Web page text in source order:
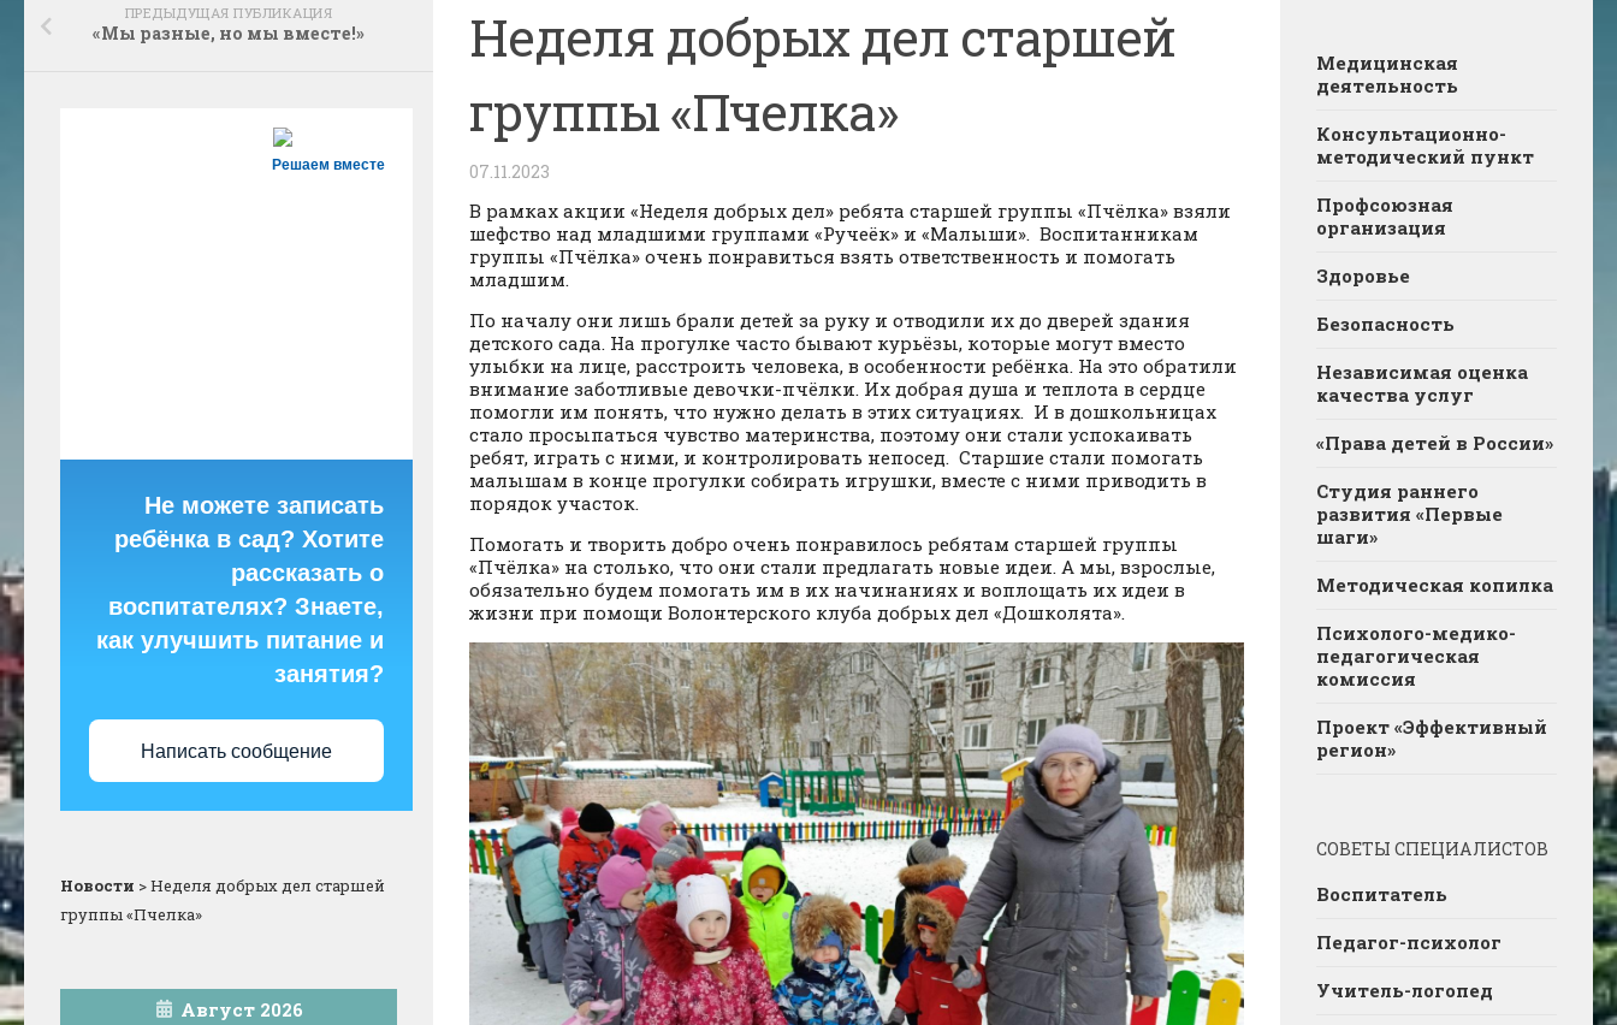
Неделя добрых дел старшей
группы «Пчелка»
07.11.2023
В рамках акции «Неделя добрых дел» ребята старшей группы «Пчёлка» взяли
шефство над младшими группами «Ручеёк» и «Малыши». Воспитанникам
группы «Пчёлка» очень понравиться взять ответственность и помогать
младшим.
По началу они лишь брали детей за руку и отводили их до дверей здания
детского сада. На прогулке часто бывают курьёзы, которые могут вместо
улыбки на лице, расстроить человека, в особенности ребёнка. На это обратили
внимание заботливые девочки-пчёлки. Их добрая душа и теплота в сердце
помогли им понять, что нужно делать в этих ситуациях. И в дошкольницах
стало просыпаться чувство материнства, поэтому они стали успокаивать
ребят, играть с ними, и контролировать непосед. Старшие стали помогать
малышам в конце прогулки собирать игрушки, вместе с ними приводить в
порядок участок.
Помогать и творить добро очень понравилось ребятам старшей группы
«Пчёлка» на столько, что они стали предлагать новые идеи. А мы, взрослые,
обязательно будем помогать им в их начинаниях и воплощать их идеи в
жизни при помощи Волонтерского клуба добрых дел «Дошколята».
ПРЕДЫДУЩАЯ ПУБЛИКАЦИЯ
«Мы разные, но мы вместе!»
Решаем вместе
Не можете записать
ребёнка в сад? Хотите
рассказать о
воспитателях? Знаете,
как улучшить питание и
занятия?
Написать сообщение
Новости >Неделя добрых дел старшей
группы «Пчелка»
Август 2026
Медицинская
деятельность
Консультационно-
методический пункт
Профсоюзная
организация
Здоровье
Безопасность
Независимая оценка
качества услуг
«Права детей в России»
Студия раннего
развития «Первые
шаги»
Методическая копилка
Психолого-медико-
педагогическая
комиссия
Проект «Эффективный
регион»
СОВЕТЫ СПЕЦИАЛИСТОВ
Воспитатель
Педагог-психолог
Учитель-логопед